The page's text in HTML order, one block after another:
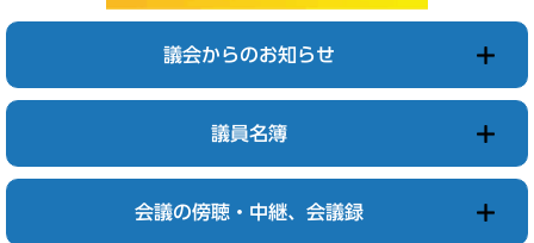
議会からのお知らせ
議員名簿
会議の傍聴・中継、会議録